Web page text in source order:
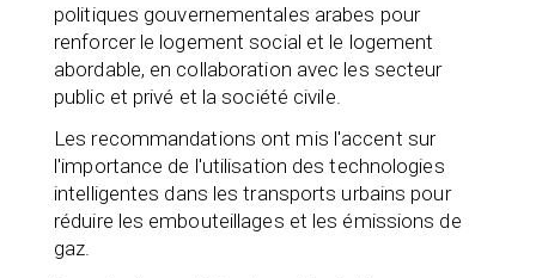
politiques gouvernementales arabes pour
renforcer le logement social et le logement
abordable, en collaboration avec les secteur
public et privé et la société civile.
Les recommandations ont mis l'accent sur
l'importance de l'utilisation des technologies
intelligentes dans les transports urbains pour
réduire les embouteillages et les émissions de
gaz.